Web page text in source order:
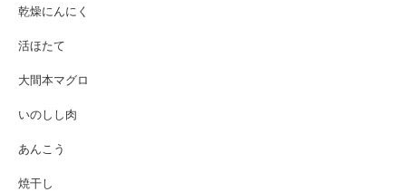
乾燥にんにく
活ほたて
大間本マグロ
いのしし肉
あんこう
焼干し